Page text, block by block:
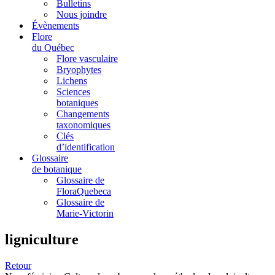
Bulletins
Nous joindre
Évènements
Flore
du Québec
Flore vasculaire
Bryophytes
Lichens
Sciences
botaniques
Changements
taxonomiques
Clés
d’identification
Glossaire
de botanique
Glossaire de
FloraQuebeca
Glossaire de
Marie-Victorin
ligniculture
Retour